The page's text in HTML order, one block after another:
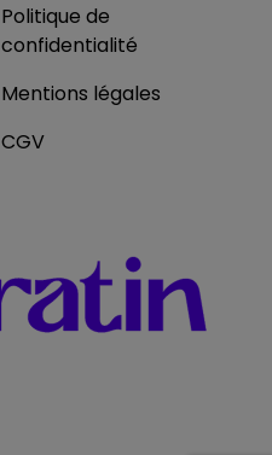
Politique de
confidentialité
Mentions légales
CGV